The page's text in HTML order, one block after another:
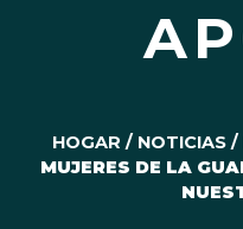
HOGAR / NOTICIAS /
MUJERES DE LA